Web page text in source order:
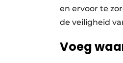
en ervoor te
de veiligheid
Voeg